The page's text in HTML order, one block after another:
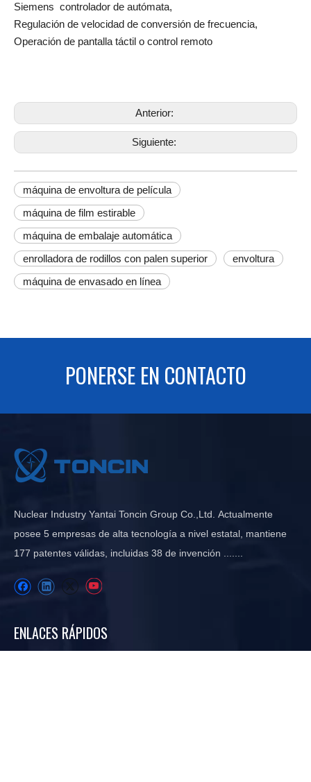
Siemens controlador de autómata,
Regulación de velocidad de conversión de frecuencia,
Operación de pantalla táctil o control remoto
Anterior:
Siguiente:
máquina de envoltura de película
máquina de film estirable
máquina de embalaje automática
enrolladora de rodillos con palen superior
envoltura
máquina de envasado en línea
PONERSE EN CONTACTO
Nuclear Industry Yantai Toncin Group Co.,Ltd. Actualmente
posee 5 empresas de alta tecnología a nivel estatal, mantiene
177 patentes válidas, incluidas 38 de invención .......
ENLACES RÁPIDOS